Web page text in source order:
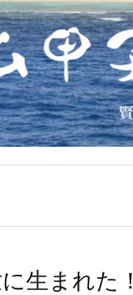
生まれた！